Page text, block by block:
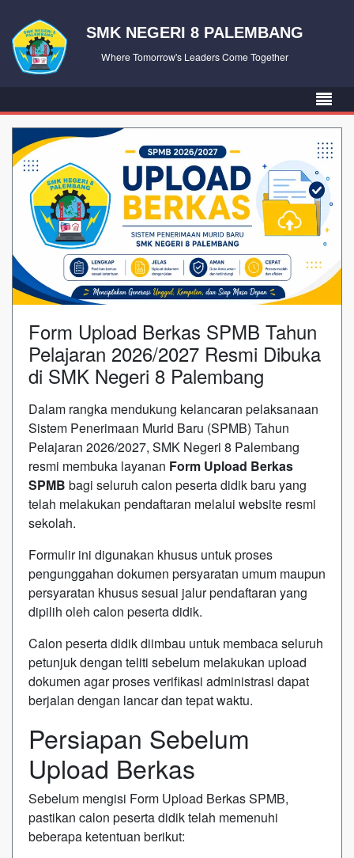
SMK NEGERI 8 PALEMBANG
Where Tomorrow's Leaders Come Together
Form Upload Berkas SPMB Tahun
Pelajaran 2026/2027 Resmi Dibuka
di SMK Negeri 8 Palembang
Dalam rangka mendukung kelancaran pelaksanaan
Sistem Penerimaan Murid Baru (SPMB) Tahun
Pelajaran 2026/2027, SMK Negeri 8 Palembang
resmi membuka layanan Form Upload Berkas
SPMB bagi seluruh calon peserta didik baru yang
telah melakukan pendaftaran melalui website resmi
sekolah.
Formulir ini digunakan khusus untuk proses
pengunggahan dokumen persyaratan umum maupun
persyaratan khusus sesuai jalur pendaftaran yang
dipilih oleh calon peserta didik.
Calon peserta didik diimbau untuk membaca seluruh
petunjuk dengan teliti sebelum melakukan upload
dokumen agar proses verifikasi administrasi dapat
berjalan dengan lancar dan tepat waktu.
Persiapan Sebelum
Upload Berkas
Sebelum mengisi Form Upload Berkas SPMB,
pastikan calon peserta didik telah memenuhi
beberapa ketentuan berikut: